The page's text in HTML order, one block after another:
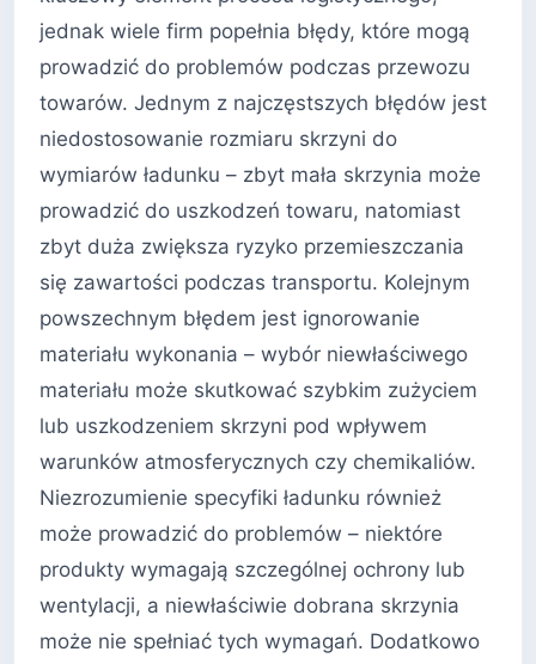
jednak wiele firm popełnia błędy, które mogą
prowadzić do problemów podczas przewozu
towarów. Jednym z najczęstszych błędów jest
niedostosowanie rozmiaru skrzyni do
wymiarów ładunku – zbyt mała skrzynia może
prowadzić do uszkodzeń towaru, natomiast
zbyt duża zwiększa ryzyko przemieszczania
się zawartości podczas transportu. Kolejnym
powszechnym błędem jest ignorowanie
materiału wykonania – wybór niewłaściwego
materiału może skutkować szybkim zużyciem
lub uszkodzeniem skrzyni pod wpływem
warunków atmosferycznych czy chemikaliów.
Niezrozumienie specyfiki ładunku również
może prowadzić do problemów – niektóre
produkty wymagają szczególnej ochrony lub
wentylacji, a niewłaściwie dobrana skrzynia
może nie spełniać tych wymagań. Dodatkowo